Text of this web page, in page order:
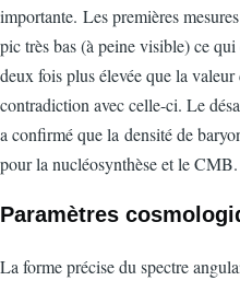
importante. Les premières
pic très bas (à peine visible) ce
deux fois plus élevée que la
contradiction avec celle-ci. Le
a confirmé que la densité de
pour la nucléosynthèse et le CMB.
Paramètres
La forme précise du spectre